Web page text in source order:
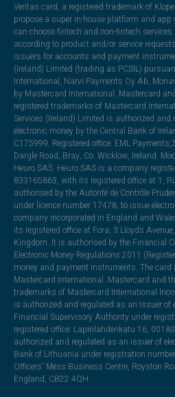
Veritas card, a registered trademark of
propose a super in-house platform and app
can choose fintech and non-fintech
according to product and/or service
issuers for accounts and payment
(Ireland) Limited (trading as PCSIL)
International, Narvi Payments Oy Ab,
by Mastercard International. Mastercard
registered trademarks of Mastercard
Services (Ireland) Limited is authorized
electronic money by the Central Bank of
C175999. Registered office: EML
Dargle Road, Bray, Co. Wicklow, Ireland.
Heuro SAS. Heuro SAS is a company
833165863, with its registered office at 1,
authorised by the Autorité de Contrôle
under licence number 17478, to issue
company incorporated in England and
its registered office at Fora, 3 Lloyds
Kingdom. It is authorised by the Financial
Electronic Money Regulations 2011
money and payment instruments. The card
Mastercard International. Mastercard and
trademarks of Mastercard International
is authorized and regulated as an issuer of
Financial Supervisory Authority under
registered office: Lapinlahdenkatu 16,
authorized and regulated as an issuer of
Bank of Lithuania under registration
Officers' Mess Business Centre, Royston
England, CB22 4QH.